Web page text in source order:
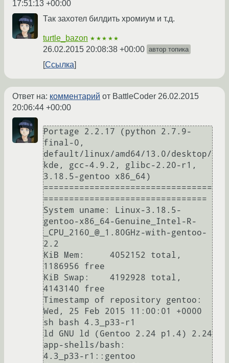
17:51:13 +00:00
Так захотел билдить хромиум и т.д.
turtle_bazon ★★★★★
26.02.2015 20:08:38 +00:00 автор топика
Ссылка
Ответ на: комментарий от BattleCoder 26.02.2015
20:06:44 +00:00
Portage 2.2.17 (python 2.7.9-
final-0,
default/linux/amd64/13.0/desktop/
kde, gcc-4.9.2, glibc-2.20-r1,
3.18.5-gentoo x86_64)
=================================
================================
System uname: Linux-3.18.5-
gentoo-x86_64-Genuine_Intel-R-
_CPU_2160_@_1.80GHz-with-gentoo-
2.2
KiB Mem:     4052152 total,
1186956 free
KiB Swap:    4192928 total,
4143140 free
Timestamp of repository gentoo:
Wed, 25 Feb 2015 11:00:01 +0000
sh bash 4.3_p33-r1
ld GNU ld (Gentoo 2.24 p1.4) 2.24
app-shells/bash:
4.3_p33-r1::gentoo